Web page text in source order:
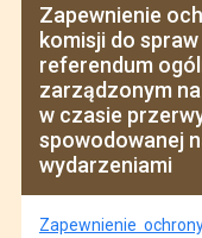
Zapewnienie
komisji do
referendum
zarządzonym
w czasie
spowodowanej
wydarzeniami
Zapewnienie